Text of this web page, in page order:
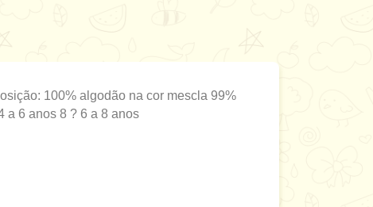
100% algodão na cor mescla 99%
a 6 anos 8 ? 6 a 8 anos